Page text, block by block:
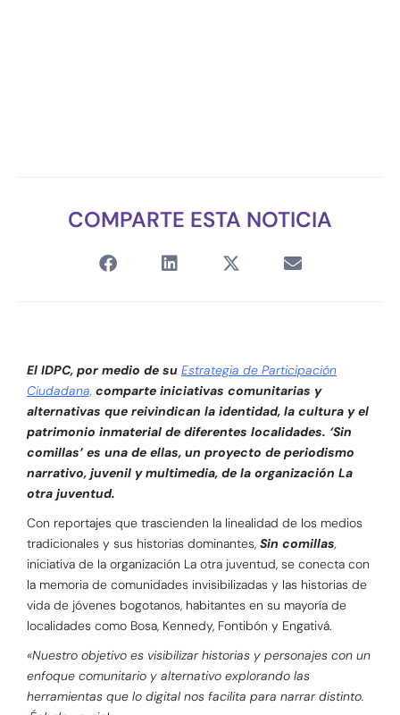
COMPARTE ESTA NOTICIA
El IDPC, por medio de su Estrategia de Participación
Ciudadana, comparte iniciativas comunitarias y
alternativas que reivindican la identidad, la cultura y el
patrimonio inmaterial de diferentes localidades. ‘Sin
comillas’ es una de ellas, un proyecto de periodismo
narrativo, juvenil y multimedia, de la organización La
otra juventud.
Con reportajes que trascienden la linealidad de los medios
tradicionales y sus historias dominantes, Sin comillas,
iniciativa de la organización La otra juventud, se conecta con
la memoria de comunidades invisibilizadas y las historias de
vida de jóvenes bogotanos, habitantes en su mayoría de
localidades como Bosa, Kennedy, Fontibón y Engativá.
«Nuestro objetivo es visibilizar historias y personajes con un
enfoque comunitario y alternativo explorando las
herramientas que lo digital nos facilita para narrar distinto.